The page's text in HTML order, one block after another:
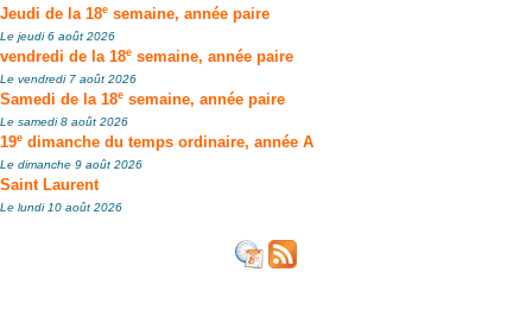
Jeudi de la 18e semaine, année paire
Le jeudi 6 août 2026
vendredi de la 18e semaine, année paire
Le vendredi 7 août 2026
Samedi de la 18e semaine, année paire
Le samedi 8 août 2026
19e dimanche du temps ordinaire, année A
Le dimanche 9 août 2026
Saint Laurent
Le lundi 10 août 2026